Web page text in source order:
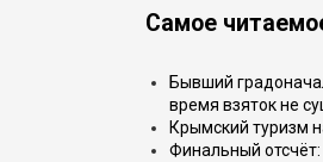
Самое
Бывший
время взяток не
Крымский туризм
Финальный